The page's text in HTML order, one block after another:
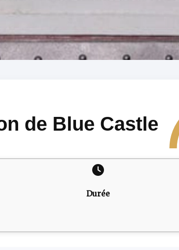
de Blue Castle
Durée